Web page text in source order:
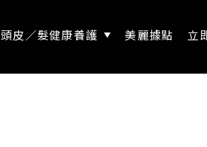
頭皮／髮健康養護 美麗據點 立